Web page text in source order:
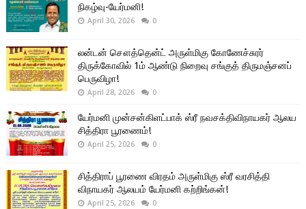
நிகழ்வு-யேர்மனி!
April 30, 2026 0
லன்டன் சௌத்தென்ட் அருள்மிகு கோணேச்சுரர்
திருக்கோவில் 1ம் ஆண்டு நிறைவு சங்குத் திருமஞ்சனப்
பெருவிழா!
April 28, 2026 0
யேர்மனி முன்சன்கிளட்பாக் ஸ்ரீ நவசக்திவிநாயகர் ஆலய
சித்திரா பூரணைம்!
April 25, 2026 0
சித்திராப் பூரணை விரதம் அருள்மிகு ஸ்ரீ வரசித்தி
விநாயகர் ஆலயம் யேர்மனி கற்றிங்கன்!
April 25, 2026 0